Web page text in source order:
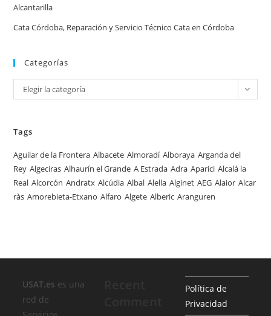
Alcantarilla
Cata Córdoba, Reparación y Servicio Técnico Cata en Córdoba
Categorías
Categorías
Elegir la categoría
Tags
Aguilar de la Frontera Albacete Almoradí Alboraya Arganda del
Rey Algeciras Alhaurín el Grande A Estrada Adra Aparici Alcalá la
Real Alcorcón Andratx Alcúdia Albal Alella Alginet AEG Alaior Alcar
ràs Amorebieta-Etxano Alfaro Algete Alberic Aranguren
USAT.es es una
red de
Política de
Privacidad